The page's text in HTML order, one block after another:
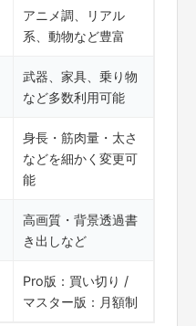
アニメ調、リアル
系、動物など豊富
武器、家具、乗り物
など多数利用可能
身長・筋肉量・太さ
などを細かく変更可
能
高画質・背景透過書
き出しなど
Pro版：買い切り /
マスター版：月額制